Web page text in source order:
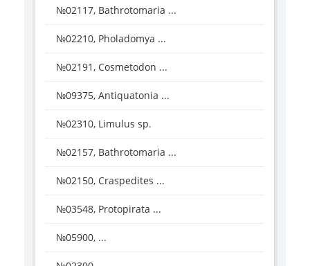
№02117, Bathrotomaria ...
№02210, Pholadomya ...
№02191, Cosmetodon ...
№09375, Antiquatonia ...
№02310, Limulus sp.
№02157, Bathrotomaria ...
№02150, Craspedites ...
№03548, Protopirata ...
№05900, ...